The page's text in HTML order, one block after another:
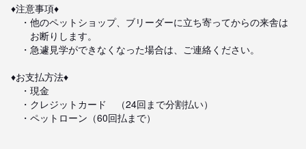
♦️注意事項♦️
・他のペットショップ、ブリーダーに立ち寄ってからの来舎は
お断りします。
・急遽見学ができなくなった場合は、ご連絡ください。
♦️お支払方法♦️
・現金
・クレジットカード　（24回まで分割払い）
・ペットローン（60回払まで）